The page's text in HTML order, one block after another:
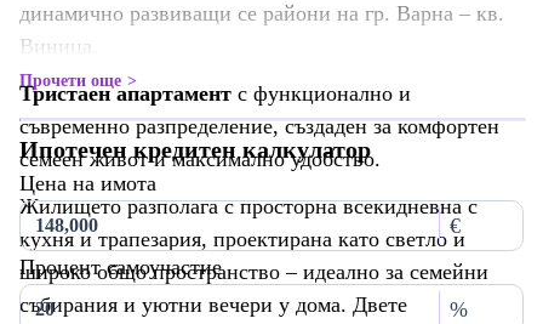
динамично развиващи се райони на гр. Варна – кв.
Виница.
Тристаен апартамент с функционално и
съвременно разпределение, създаден за комфортен
семеен живот и максимално удобство.
Жилището разполага с просторна всекидневна с
кухня и трапезария, проектирана като светло и
широко общо пространство – идеално за семейни
събирания и уютни вечери у дома. Двете
Прочети още
Ипотечен кредитен калкулатор
Цена на имота
€
Процент самоучастие
%